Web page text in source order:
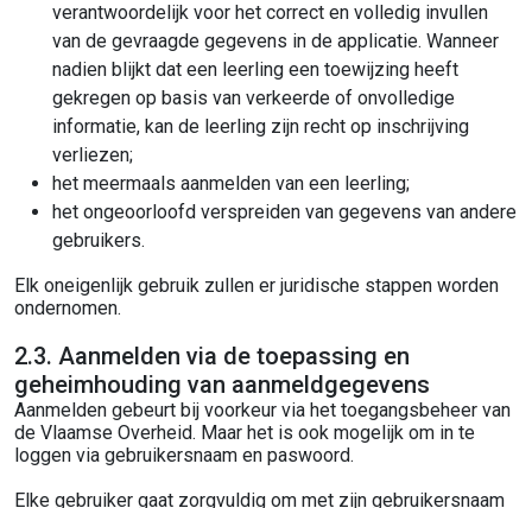
verantwoordelijk voor het correct en volledig invullen
van de gevraagde gegevens in de applicatie. Wanneer
nadien blijkt dat een leerling een toewijzing heeft
gekregen op basis van verkeerde of onvolledige
informatie, kan de leerling zijn recht op inschrijving
verliezen;
het meermaals aanmelden van een leerling;
het ongeoorloofd verspreiden van gegevens van andere
gebruikers.
Elk oneigenlijk gebruik zullen er juridische stappen worden
ondernomen.
2.3. Aanmelden via de toepassing en
geheimhouding van aanmeldgegevens
Aanmelden gebeurt bij voorkeur via het toegangsbeheer van
de Vlaamse Overheid. Maar het is ook mogelijk om in te
loggen via gebruikersnaam en paswoord.
Elke gebruiker gaat zorgvuldig om met zijn gebruikersnaam